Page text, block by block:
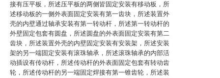
接有压平板，所述压平板的两侧皆固定安装有移动板，所
述移动板的一侧外表面固定安装有第一齿块，所述装置外
壳的内壁通过轴承安装有第一转动杆，所述第一转动杆的
外壁固定包套有圆盘，所述圆盘的外表面固定安装有第二
齿块，所述装置外壳的内壁固定安装有安装架，所述安装
架的另一端固定安装有滚珠轴承，所述滚珠轴承的内部活
动插设有传动杆，所述传动杆的外表面固定包套有转动齿
轮，所述传动杆的另一端固定焊接有第一锥齿轮，所述装